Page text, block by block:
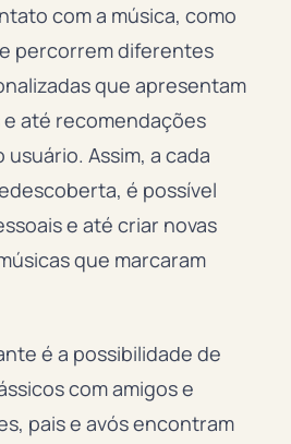
com a música, como
percorrem diferentes
que apresentam
até recomendações
Assim, a cada
é possível
e até criar novas
que marcaram
é a possibilidade de
com amigos e
pais e avós encontram